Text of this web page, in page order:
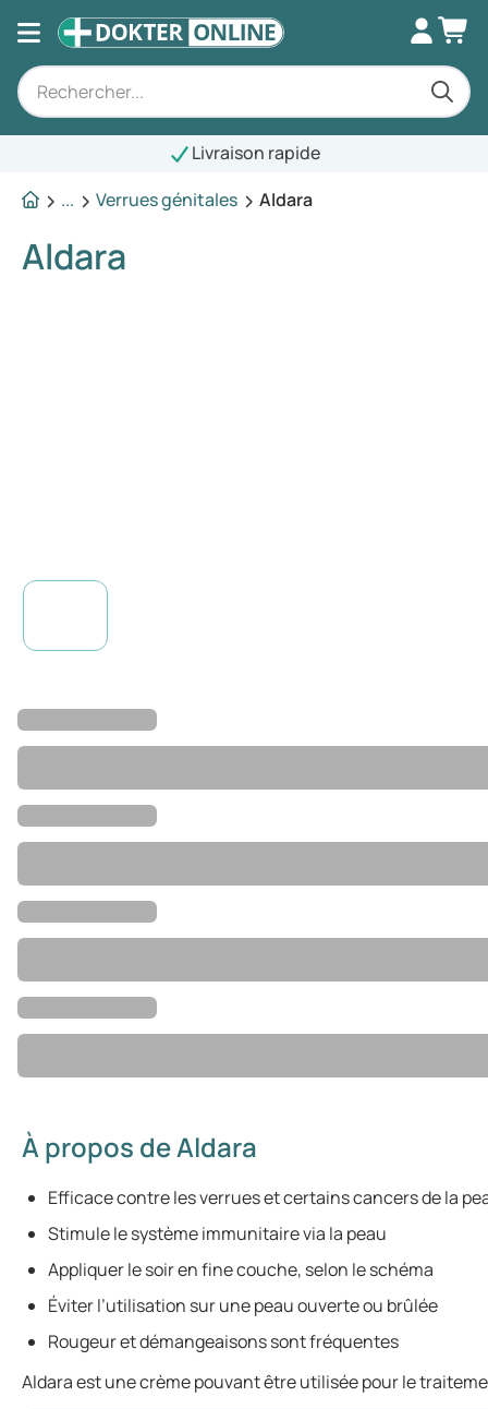
Livraison rapide
...
Verrues génitales Aldara
Aldara
À propos de Aldara
Efficace contre les verrues et certains cancers de la
Stimule le système immunitaire via la peau
Appliquer le soir en fine couche, selon le schéma
Éviter l’utilisation sur une peau ouverte ou brûlée
Rougeur et démangeaisons sont fréquentes
Aldara est une crème pouvant être utilisée pour le